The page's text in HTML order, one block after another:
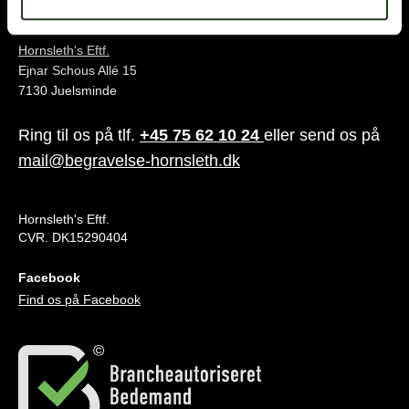
Hornsleth's Eftf.
Ejnar Schous Allé 15
7130 Juelsminde
Ring til os på tlf. +45 75 62 10 24 eller send os på
mail@begravelse-hornsleth.dk
Hornsleth's Eftf.
CVR. DK15290404
Facebook
Find os på Facebook